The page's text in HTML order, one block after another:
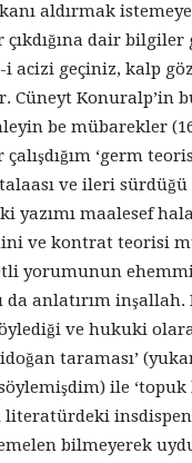
aldırmak
dair bilgiler
i acizi geçiniz, kalp
Cüneyt Konuralp’in
be mübarekler
‘germ
ve ileri sürdüğü
yazımı maalesef
ve kontrat teorisi
yorumunun
da anlatırım
ve hukuki
taraması’
ile ‘topuk
literatürdeki
bilmeyerek